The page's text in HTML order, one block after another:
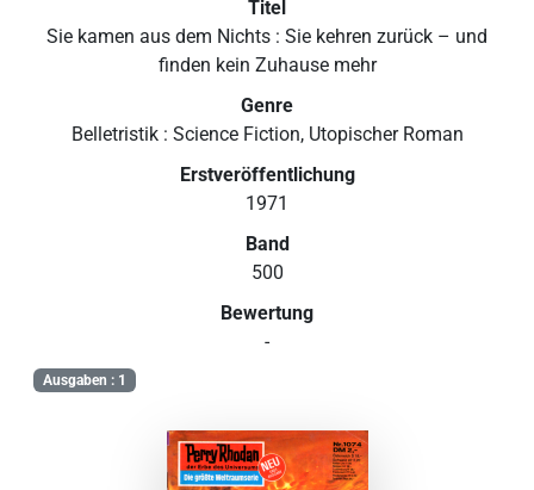
Titel
Sie kamen aus dem Nichts : Sie kehren zurück – und
finden kein Zuhause mehr
Genre
Belletristik : Science Fiction, Utopischer Roman
Erstveröffentlichung
1971
Band
500
Bewertung
-
Ausgaben : 1